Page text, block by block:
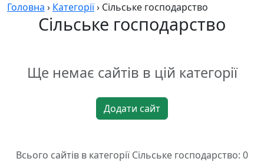
Головна › Категорії› Сільське господарство
Сільське господарство
Ще немає сайтів в цій категорії
Додати сайт
Всього сайтів в категорії Сільське господарство: 0